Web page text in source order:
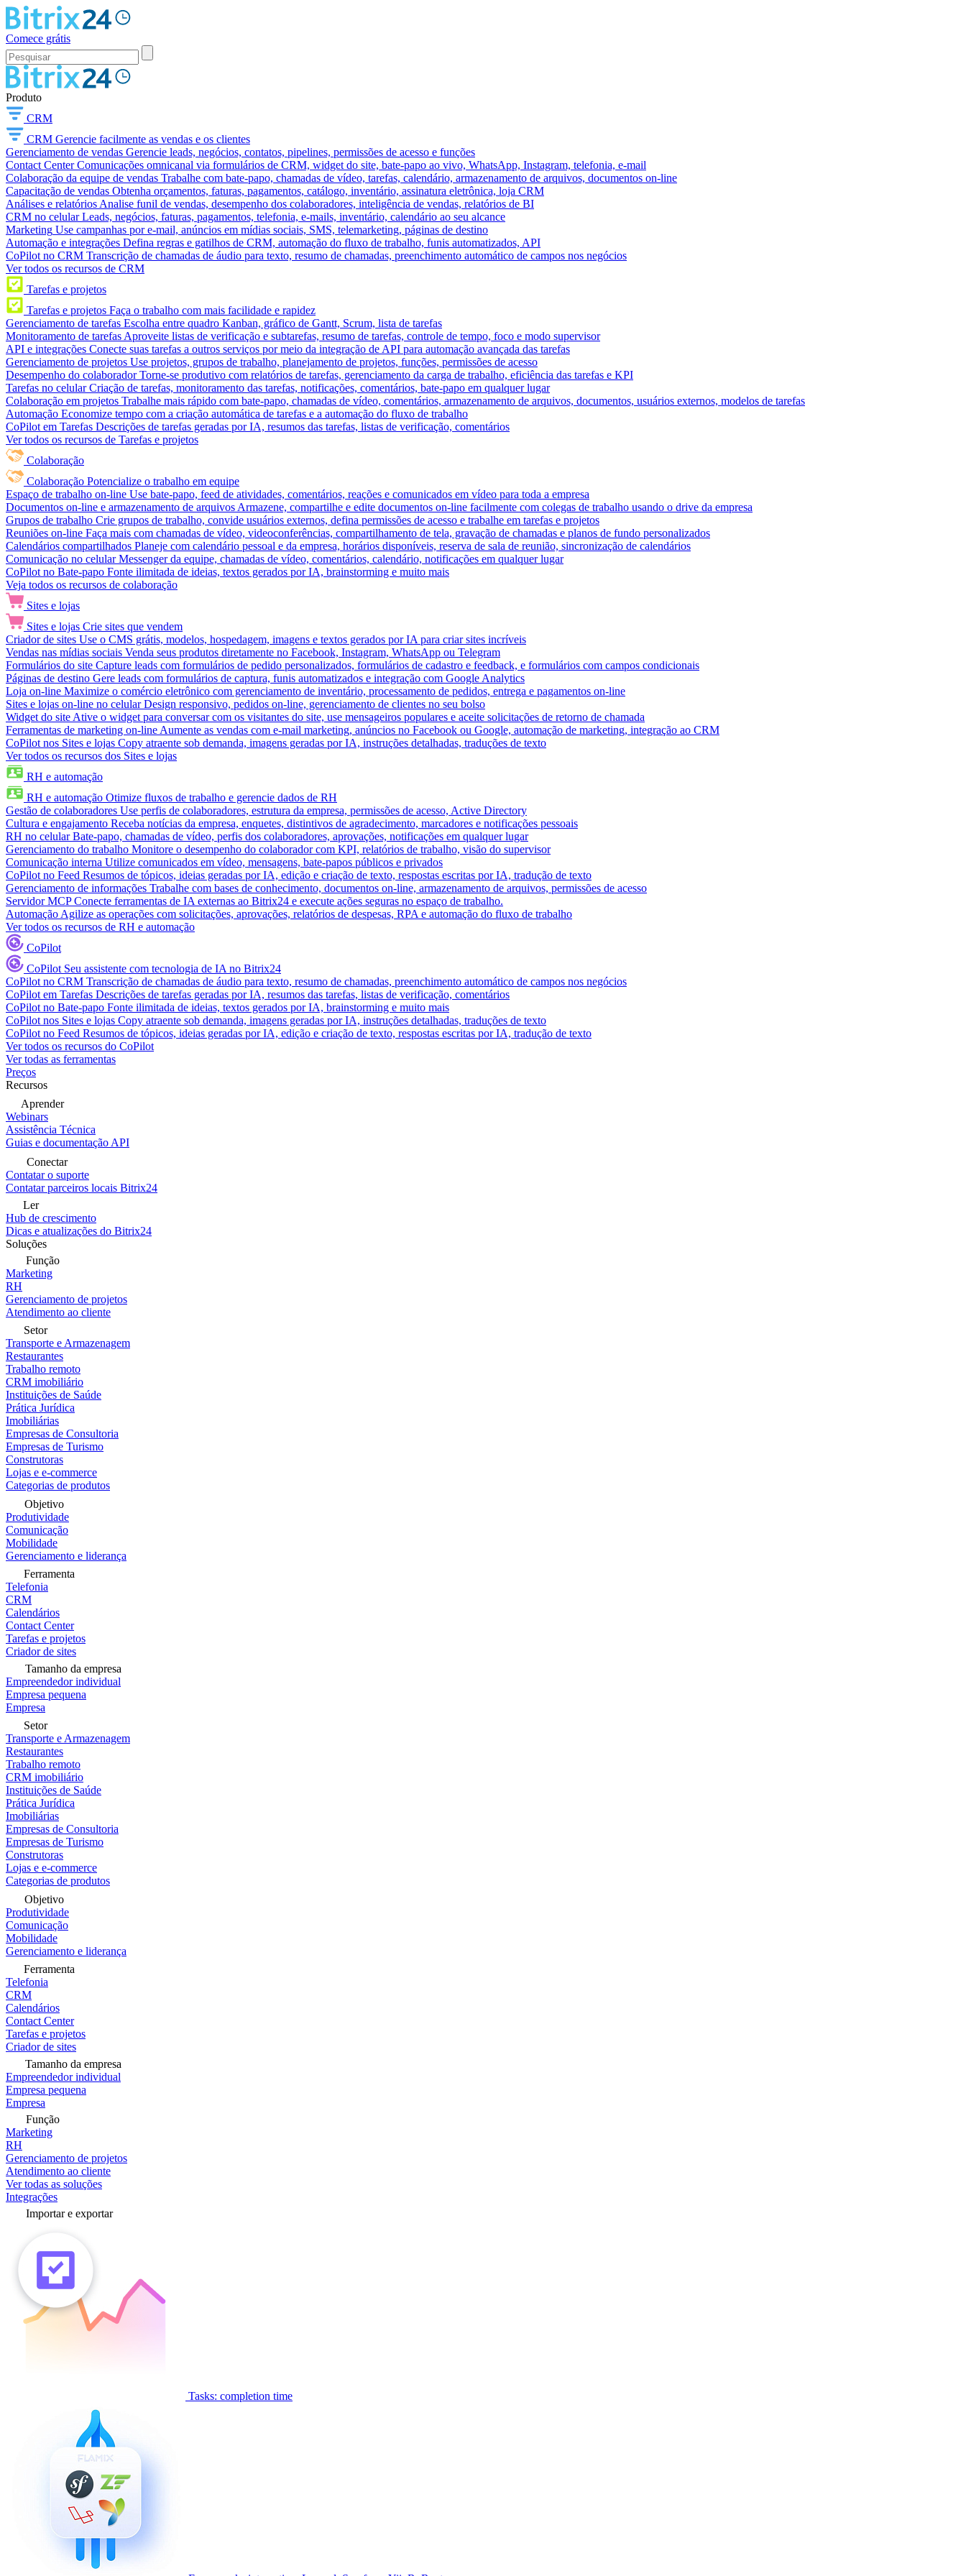
Comece grátis
Produto
CRM
CRM Gerencie facilmente as vendas e os clientes
Gerenciamento de vendas Gerencie leads, negócios, contatos, pipelines, permissões de acesso e funções
Contact Center Comunicações omnicanal via formulários de CRM, widget do site, bate-papo ao vivo, WhatsApp, Instagram, telefonia, e-mail
Colaboração da equipe de vendas Trabalhe com bate-papo, chamadas de vídeo, tarefas, calendário, armazenamento de arquivos, documentos on-line
Capacitação de vendas Obtenha orçamentos, faturas, pagamentos, catálogo, inventário, assinatura eletrônica, loja CRM
Análises e relatórios Analise funil de vendas, desempenho dos colaboradores, inteligência de vendas, relatórios de BI
CRM no celular Leads, negócios, faturas, pagamentos, telefonia, e-mails, inventário, calendário ao seu alcance
Marketing Use campanhas por e-mail, anúncios em mídias sociais, SMS, telemarketing, páginas de destino
Automação e integrações Defina regras e gatilhos de CRM, automação do fluxo de trabalho, funis automatizados, API
CoPilot no CRM Transcrição de chamadas de áudio para texto, resumo de chamadas, preenchimento automático de campos nos negócios
Ver todos os recursos de CRM
Tarefas e projetos
Tarefas e projetos Faça o trabalho com mais facilidade e rapidez
Gerenciamento de tarefas Escolha entre quadro Kanban, gráfico de Gantt, Scrum, lista de tarefas
Monitoramento de tarefas Aproveite listas de verificação e subtarefas, resumo de tarefas, controle de tempo, foco e modo supervisor
API e integrações Conecte suas tarefas a outros serviços por meio da integração de API para automação avançada das tarefas
Gerenciamento de projetos Use projetos, grupos de trabalho, planejamento de projetos, funções, permissões de acesso
Desempenho do colaborador Torne-se produtivo com relatórios de tarefas, gerenciamento da carga de trabalho, eficiência das tarefas e KPI
Tarefas no celular Criação de tarefas, monitoramento das tarefas, notificações, comentários, bate-papo em qualquer lugar
Colaboração em projetos Trabalhe mais rápido com bate-papo, chamadas de vídeo, comentários, armazenamento de arquivos, documentos, usuários externos, modelos de tarefas
Automação Economize tempo com a criação automática de tarefas e a automação do fluxo de trabalho
CoPilot em Tarefas Descrições de tarefas geradas por IA, resumos das tarefas, listas de verificação, comentários
Ver todos os recursos de Tarefas e projetos
Colaboração
Colaboração Potencialize o trabalho em equipe
Espaço de trabalho on-line Use bate-papo, feed de atividades, comentários, reações e comunicados em vídeo para toda a empresa
Documentos on-line e armazenamento de arquivos Armazene, compartilhe e edite documentos on-line facilmente com colegas de trabalho usando o drive da empresa
Grupos de trabalho Crie grupos de trabalho, convide usuários externos, defina permissões de acesso e trabalhe em tarefas e projetos
Reuniões on-line Faça mais com chamadas de vídeo, videoconferências, compartilhamento de tela, gravação de chamadas e planos de fundo personalizados
Calendários compartilhados Planeje com calendário pessoal e da empresa, horários disponíveis, reserva de sala de reunião, sincronização de calendários
Comunicação no celular Messenger da equipe, chamadas de vídeo, comentários, calendário, notificações em qualquer lugar
CoPilot no Bate-papo Fonte ilimitada de ideias, textos gerados por IA, brainstorming e muito mais
Veja todos os recursos de colaboração
Sites e lojas
Sites e lojas Crie sites que vendem
Criador de sites Use o CMS grátis, modelos, hospedagem, imagens e textos gerados por IA para criar sites incríveis
Vendas nas mídias sociais Venda seus produtos diretamente no Facebook, Instagram, WhatsApp ou Telegram
Formulários do site Capture leads com formulários de pedido personalizados, formulários de cadastro e feedback, e formulários com campos condicionais
Páginas de destino Gere leads com formulários de captura, funis automatizados e integração com Google Analytics
Loja on-line Maximize o comércio eletrônico com gerenciamento de inventário, processamento de pedidos, entrega e pagamentos on-line
Sites e lojas on-line no celular Design responsivo, pedidos on-line, gerenciamento de clientes no seu bolso
Widget do site Ative o widget para conversar com os visitantes do site, use mensageiros populares e aceite solicitações de retorno de chamada
Ferramentas de marketing on-line Aumente as vendas com e-mail marketing, anúncios no Facebook ou Google, automação de marketing, integração ao CRM
CoPilot nos Sites e lojas Copy atraente sob demanda, imagens geradas por IA, instruções detalhadas, traduções de texto
Ver todos os recursos dos Sites e lojas
RH e automação
RH e automação Otimize fluxos de trabalho e gerencie dados de RH
Gestão de colaboradores Use perfis de colaboradores, estrutura da empresa, permissões de acesso, Active Directory
Cultura e engajamento Receba notícias da empresa, enquetes, distintivos de agradecimento, marcadores e notificações pessoais
RH no celular Bate-papo, chamadas de vídeo, perfis dos colaboradores, aprovações, notificações em qualquer lugar
Gerenciamento do trabalho Monitore o desempenho do colaborador com KPI, relatórios de trabalho, visão do supervisor
Comunicação interna Utilize comunicados em vídeo, mensagens, bate-papos públicos e privados
CoPilot no Feed Resumos de tópicos, ideias geradas por IA, edição e criação de texto, respostas escritas por IA, tradução de texto
Gerenciamento de informações Trabalhe com bases de conhecimento, documentos on-line, armazenamento de arquivos, permissões de acesso
Servidor MCP Conecte ferramentas de IA externas ao Bitrix24 e execute ações seguras no espaço de trabalho.
Automação Agilize as operações com solicitações, aprovações, relatórios de despesas, RPA e automação do fluxo de trabalho
Ver todos os recursos de RH e automação
CoPilot
CoPilot Seu assistente com tecnologia de IA no Bitrix24
CoPilot no CRM Transcrição de chamadas de áudio para texto, resumo de chamadas, preenchimento automático de campos nos negócios
CoPilot em Tarefas Descrições de tarefas geradas por IA, resumos das tarefas, listas de verificação, comentários
CoPilot no Bate-papo Fonte ilimitada de ideias, textos gerados por IA, brainstorming e muito mais
CoPilot nos Sites e lojas Copy atraente sob demanda, imagens geradas por IA, instruções detalhadas, traduções de texto
CoPilot no Feed Resumos de tópicos, ideias geradas por IA, edição e criação de texto, respostas escritas por IA, tradução de texto
Ver todos os recursos do CoPilot
Ver todas as ferramentas
Preços
Recursos
Aprender
Webinars
Assistência Técnica
Guias e documentação API
Conectar
Contatar o suporte
Contatar parceiros locais Bitrix24
Ler
Hub de crescimento
Dicas e atualizações do Bitrix24
Soluções
Função
Marketing
RH
Gerenciamento de projetos
Atendimento ao cliente
Setor
Transporte e Armazenagem
Restaurantes
Trabalho remoto
CRM imobiliário
Instituições de Saúde
Prática Jurídica
Imobiliárias
Empresas de Consultoria
Empresas de Turismo
Construtoras
Lojas e e-commerce
Categorias de produtos
Objetivo
Produtividade
Comunicação
Mobilidade
Gerenciamento e liderança
Ferramenta
Telefonia
CRM
Calendários
Contact Center
Tarefas e projetos
Criador de sites
Tamanho da empresa
Empreendedor individual
Empresa pequena
Empresa
Setor
Transporte e Armazenagem
Restaurantes
Trabalho remoto
CRM imobiliário
Instituições de Saúde
Prática Jurídica
Imobiliárias
Empresas de Consultoria
Empresas de Turismo
Construtoras
Lojas e e-commerce
Categorias de produtos
Objetivo
Produtividade
Comunicação
Mobilidade
Gerenciamento e liderança
Ferramenta
Telefonia
CRM
Calendários
Contact Center
Tarefas e projetos
Criador de sites
Tamanho da empresa
Empreendedor individual
Empresa pequena
Empresa
Função
Marketing
RH
Gerenciamento de projetos
Atendimento ao cliente
Ver todas as soluções
Integrações
Importar e exportar
Tasks: completion time